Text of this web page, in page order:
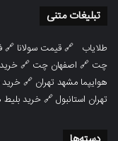
تبلیغات متنی
طلایاب 🔗قیمت سولانا 🔗
چت 🔗 اصفهان چت 🔗
هوایپما مشهد تهران 🔗خرید
تهران استانبول🔗خرید بلیط